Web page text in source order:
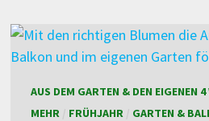
AUS DEM GARTEN & DEN EIGENEN
MEHR/ FRÜHJAHR/ GARTEN &